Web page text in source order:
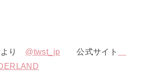
より @twst_jp 公式サイト